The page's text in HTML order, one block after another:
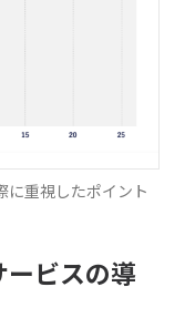
に重視したポイント
ビスの導